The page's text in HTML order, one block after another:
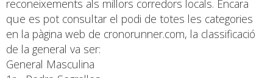
reconeixements als millors corredors locals. Encara
que es pot consultar el podi de totes les categories
en la pàgina web de cronorunner.com, la classificació
de la general va ser:
General Masculina